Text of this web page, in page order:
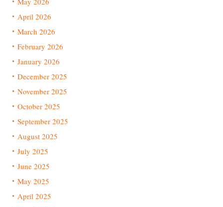
April 2026
March 2026
February 2026
January 2026
December 2025
November 2025
October 2025
September 2025
August 2025
July 2025
June 2025
May 2025
April 2025